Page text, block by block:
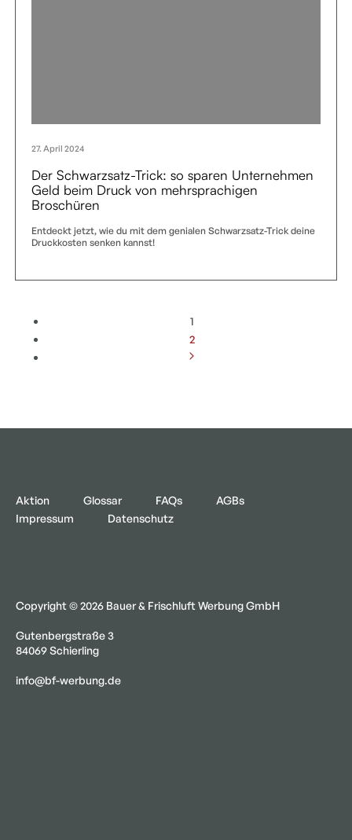
27. April 2024
Der Schwarzsatz-Trick: so sparen Unternehmen
Geld beim Druck von mehrsprachigen
Broschüren
Entdeckt jetzt, wie du mit dem genialen Schwarzsatz-Trick deine
Druckkosten senken kannst!
1
2
Aktion Glossar FAQs
AGBs
Impressum
Datenschutz
Copyright © 2026 Bauer & Frischluft Werbung GmbH
Gutenbergstraße 3
84069 Schierling
info@bf-werbung.de